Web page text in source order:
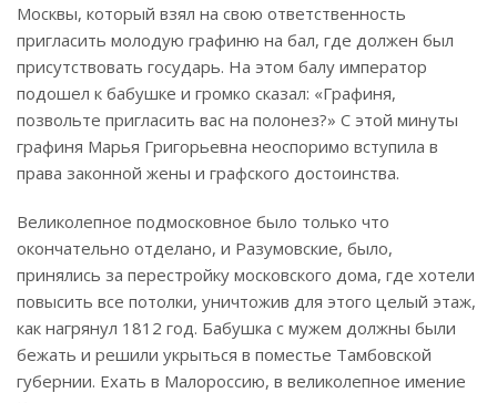
Москвы, который взял на свою ответственность
пригласить молодую графиню на бал, где должен был
присутствовать государь. На этом балу император
подошел к бабушке и громко сказал: «Графиня,
позвольте пригласить вас на полонез?» С этой минуты
графиня Марья Григорьевна неоспоримо вступила в
права законной жены и графского достоинства.
Великолепное подмосковное было только что
окончательно отделано, и Разумовские, было,
принялись за перестройку московского дома, где хотели
повысить все потолки, уничтожив для этого целый этаж,
как нагрянул 1812 год. Бабушка с мужем должны были
бежать и решили укрыться в поместье Тамбовской
губернии. Ехать в Малороссию, в великолепное имение